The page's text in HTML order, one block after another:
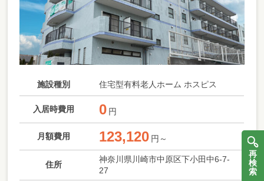
施設種別 住宅型有料老人ホーム ホスピス
入居時費用 0 円
月額費用 123,120 円～
住所
神奈川県川崎市中原区下小田中6-7-
27
再
検
索